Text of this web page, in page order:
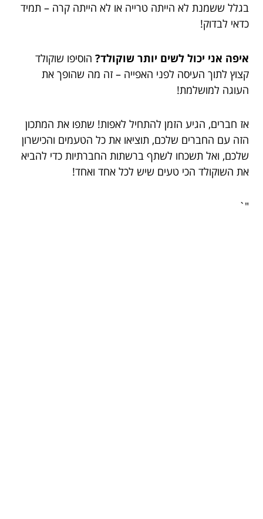
בגלל ששמנת לא הייתה טרייה או לא הייתה קרה – תמיד
כדאי לבדוק!
איפה אני יכול לשים יותר שוקולד? הוסיפו שוקולד
קצוץ לתוך העיסה לפני האפייה – זה מה שהופך את
העוגה למושלמת!
אז חברים, הגיע הזמן להתחיל לאפות! שתפו את המתכון
הזה עם החברים שלכם, תוציאו את כל הטעמים והכישרון
שלכם, ואל תשכחו לשתף ברשתות החברתיות כדי להביא
את השוקולד הכי טעים שיש לכל אחד ואחד!
"`